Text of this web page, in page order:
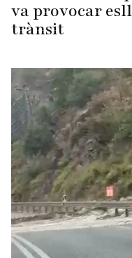
va provocar
trànsit